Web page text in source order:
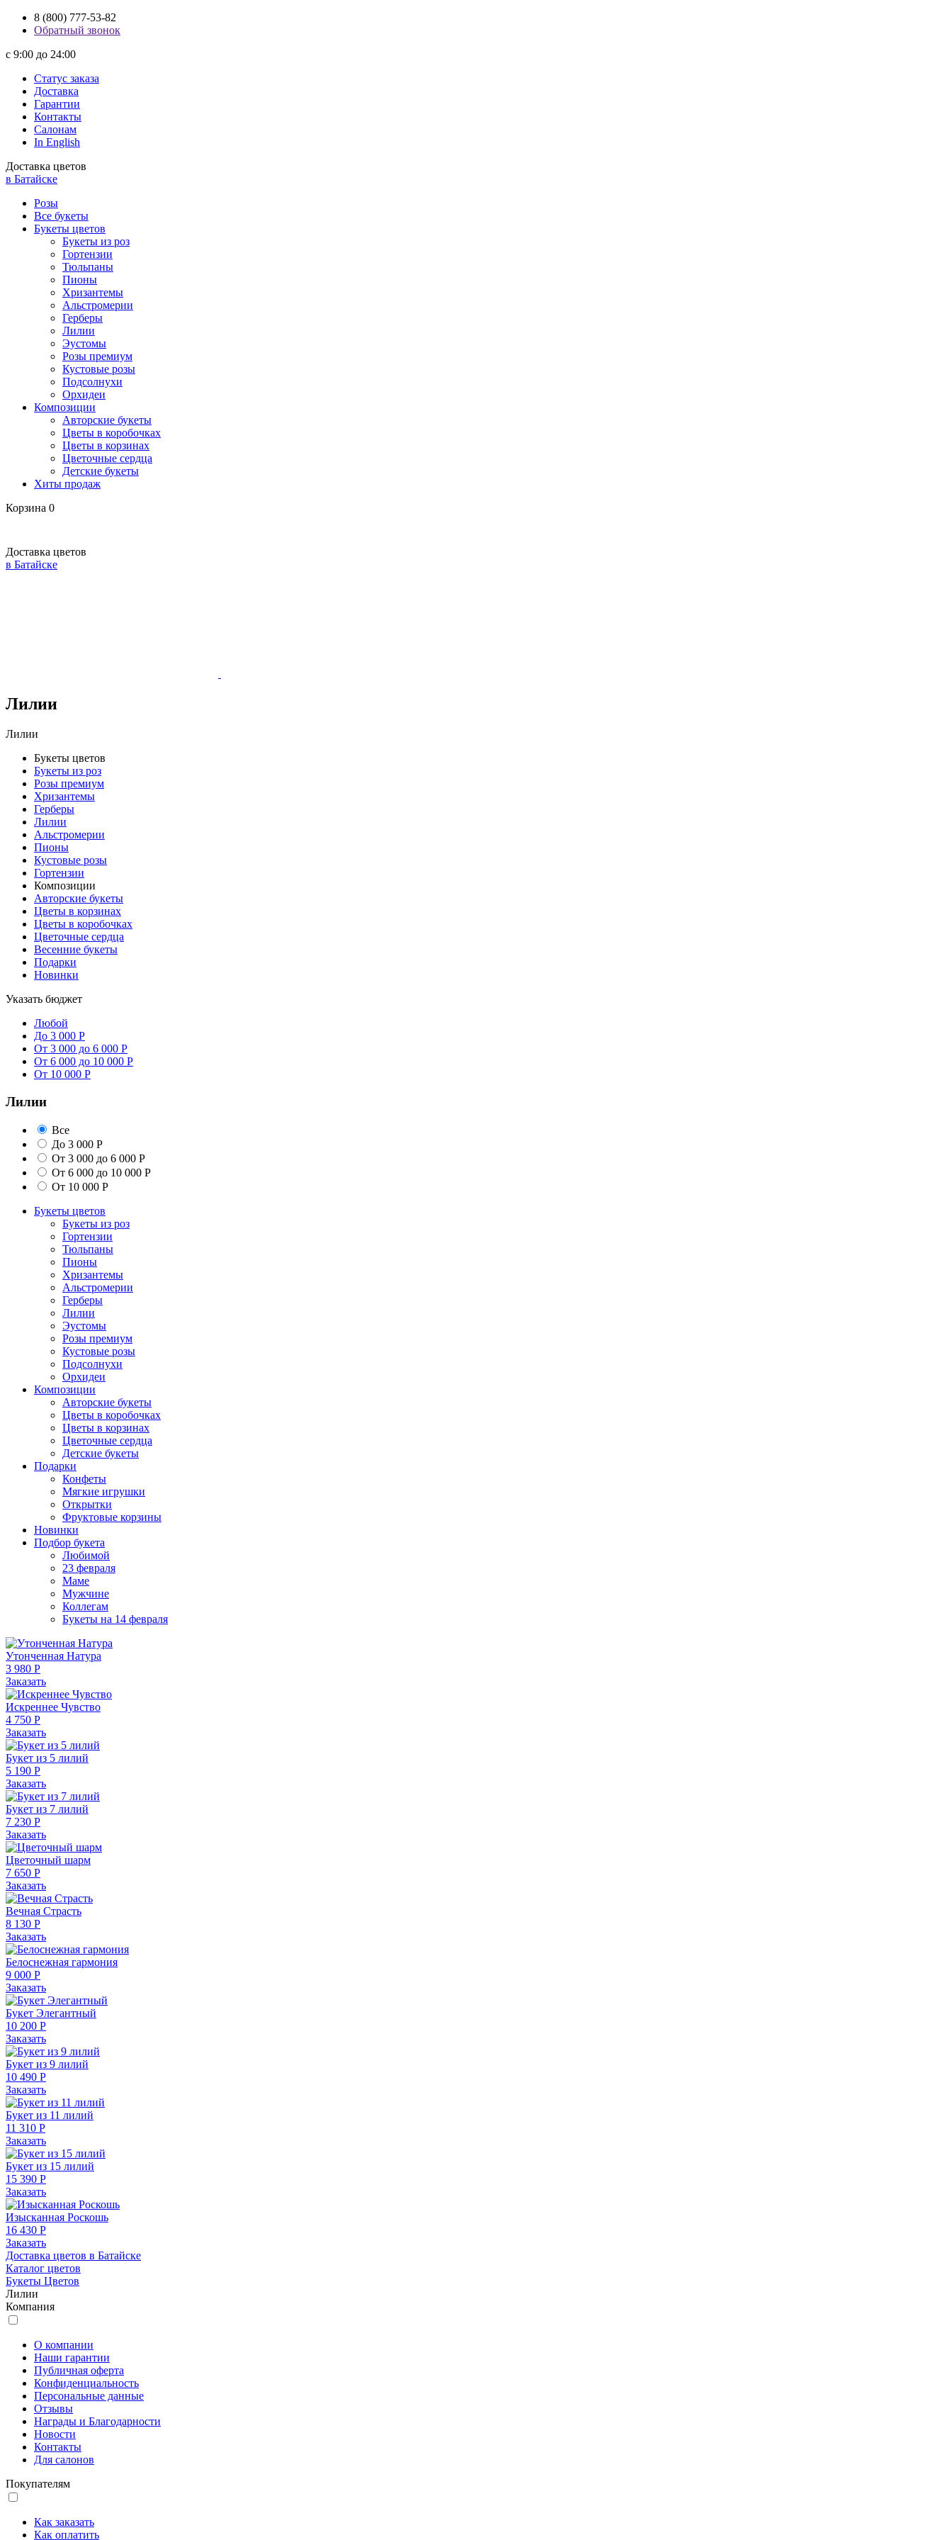
8 (800) 777-53-82
Обратный звонок
с 9:00 до 24:00
Статус заказа
Доставка
Гарантии
Контакты
Салонам
In English
Доставка цветов
в Батайске
Розы
Все букеты
Букеты цветов
Букеты из роз
Гортензии
Тюльпаны
Пионы
Хризантемы
Альстромерии
Герберы
Лилии
Эустомы
Розы премиум
Кустовые розы
Подсолнухи
Орхидеи
Композиции
Авторские букеты
Цветы в коробочках
Цветы в корзинах
Цветочные сердца
Детские букеты
Хиты продаж
Корзина 0
Доставка цветов
в Батайске
Лилии
Лилии
Букеты цветов
Букеты из роз
Розы премиум
Хризантемы
Герберы
Лилии
Альстромерии
Пионы
Кустовые розы
Гортензии
Композиции
Авторские букеты
Цветы в корзинах
Цветы в коробочках
Цветочные сердца
Весенние букеты
Подарки
Новинки
Указать бюджет
Любой
До 3 000 Р
От 3 000 до 6 000 Р
От 6 000 до 10 000 Р
От 10 000 Р
Лилии
Все
До 3 000 Р
От 3 000 до 6 000 Р
От 6 000 до 10 000 Р
От 10 000 Р
Букеты цветов
Букеты из роз
Гортензии
Тюльпаны
Пионы
Хризантемы
Альстромерии
Герберы
Лилии
Эустомы
Розы премиум
Кустовые розы
Подсолнухи
Орхидеи
Композиции
Авторские букеты
Цветы в коробочках
Цветы в корзинах
Цветочные сердца
Детские букеты
Подарки
Конфеты
Мягкие игрушки
Открытки
Фруктовые корзины
Новинки
Подбор букета
Любимой
23 февраля
Маме
Мужчине
Коллегам
Букеты на 14 февраля
Утонченная Натура
3 980 Р
Заказать
Искреннее Чувство
4 750 Р
Заказать
Букет из 5 лилий
5 190 Р
Заказать
Букет из 7 лилий
7 230 Р
Заказать
Цветочный шарм
7 650 Р
Заказать
Вечная Страсть
8 130 Р
Заказать
Белоснежная гармония
9 000 Р
Заказать
Букет Элегантный
10 200 Р
Заказать
Букет из 9 лилий
10 490 Р
Заказать
Букет из 11 лилий
11 310 Р
Заказать
Букет из 15 лилий
15 390 Р
Заказать
Изысканная Роскошь
16 430 Р
Заказать
Доставка цветов в Батайске
Каталог цветов
Букеты Цветов
Лилии
Компания
О компании
Наши гарантии
Публичная оферта
Конфиденциальность
Персональные данные
Отзывы
Награды и Благодарности
Новости
Контакты
Для салонов
Покупателям
Как заказать
Как оплатить